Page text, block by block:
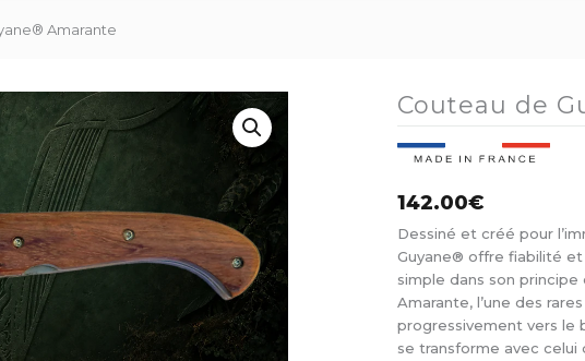
Amarante
Couteau de
142.00€
Dessiné et créé pour
Guyane® offre fiabilité
simple dans son
Amarante, l’une des
progressivement vers le
se transforme avec celui